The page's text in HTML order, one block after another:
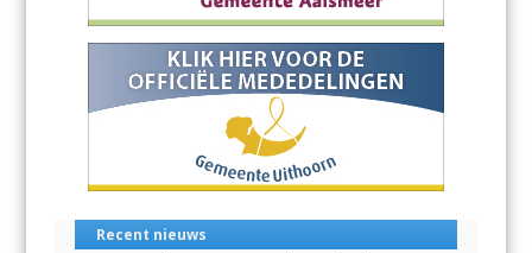
Recent nieuws